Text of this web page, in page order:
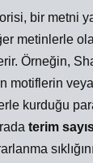
bir metni
metinlerle
Örneğin,
motiflerin
kurduğu
terim